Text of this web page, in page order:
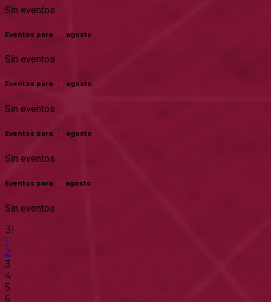
Sin eventos
Eventos para agosto
Sin eventos
Eventos para agosto
Sin eventos
Eventos para 29 agosto
Sin eventos
Eventos para agosto
Sin eventos
31
1
2
3
4
5
6